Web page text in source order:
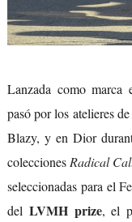
Lanzada como
pasó por los atelieres
Blazy, y en Dior
colecciones Radical
seleccionadas para el
del LVMH prize, el